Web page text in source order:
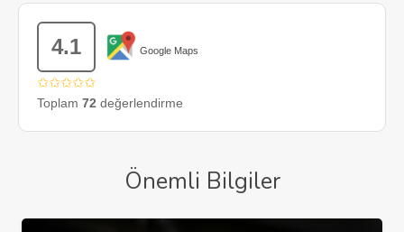
4.1 Google Maps
✩✩✩✩✩
Toplam 72 değerlendirme
Önemli Bilgiler